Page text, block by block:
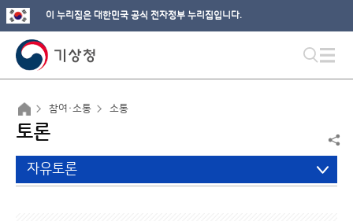
이 누리집은 대한민국 공식 전자정부 누리집입니다.
참여·소통 소통
토론
자유토론